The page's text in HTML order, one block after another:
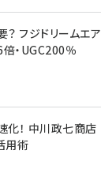
フジドリームエア
・UGC200％
化！ 中川政七商店
用術